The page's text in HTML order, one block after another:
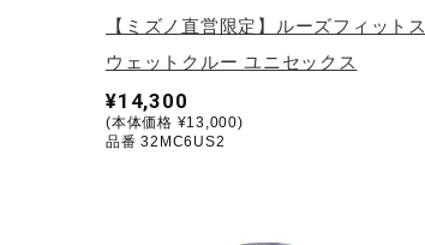
【ミズノ直営限定】ルーズフィットス
ウェットクルー ユニセックス
¥14,300
(本体価格 ¥13,000)
品番 32MC6US2